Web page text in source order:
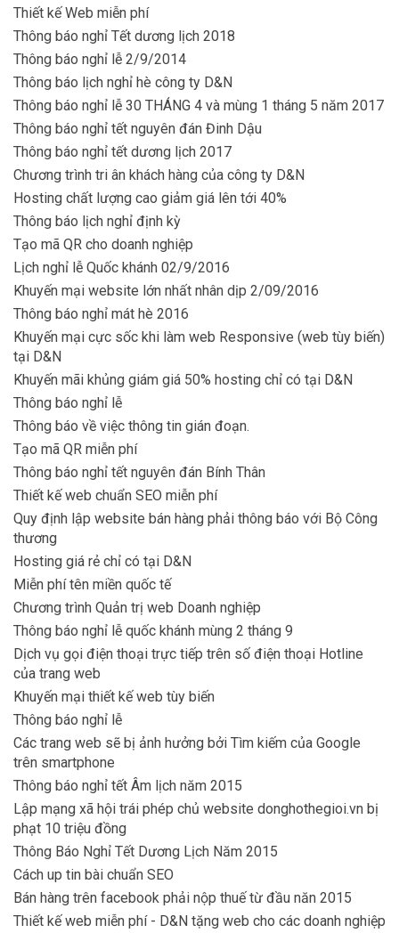
Thiết kế Web miễn phí
Thông báo nghỉ Tết dương lịch 2018
Thông báo nghỉ lễ 2/9/2014
Thông báo lịch nghỉ hè công ty D&N
Thông báo nghỉ lễ 30 THÁNG 4 và mùng 1 tháng 5 năm 2017
Thông báo nghỉ tết nguyên đán Đinh Dậu
Thông báo nghỉ tết dương lịch 2017
Chương trình tri ân khách hàng của công ty D&N
Hosting chất lượng cao giảm giá lên tới 40%
Thông báo lịch nghỉ định kỳ
Tạo mã QR cho doanh nghiệp
Lịch nghỉ lễ Quốc khánh 02/9/2016
Khuyến mại website lớn nhất nhân dịp 2/09/2016
Thông báo nghỉ mát hè 2016
Khuyến mại cực sốc khi làm web Responsive (web tùy biến)
tại D&N
Khuyến mãi khủng giám giá 50% hosting chỉ có tại D&N
Thông báo nghỉ lễ
Thông báo về việc thông tin gián đoạn.
Tạo mã QR miễn phí
Thông báo nghỉ tết nguyên đán Bính Thân
Thiết kế web chuẩn SEO miễn phí
Quy định lập website bán hàng phải thông báo với Bộ Công
thương
Hosting giá rẻ chỉ có tại D&N
Miễn phí tên miền quốc tế
Chương trình Quản trị web Doanh nghiệp
Thông báo nghỉ lễ quốc khánh mùng 2 tháng 9
Dịch vụ gọi điện thoại trực tiếp trên số điện thoại Hotline
của trang web
Khuyến mại thiết kế web tùy biến
Thông báo nghỉ lễ
Các trang web sẽ bị ảnh hưởng bởi Tìm kiếm của Google
trên smartphone
Thông báo nghỉ tết Âm lịch năm 2015
Lập mạng xã hội trái phép chủ website donghothegioi.vn bị
phạt 10 triệu đồng
Thông Báo Nghỉ Tết Dương Lịch Năm 2015
Cách up tin bài chuẩn SEO
Bán hàng trên facebook phải nộp thuế từ đầu năn 2015
Thiết kế web miễn phí - D&N tặng web cho các doanh nghiệp